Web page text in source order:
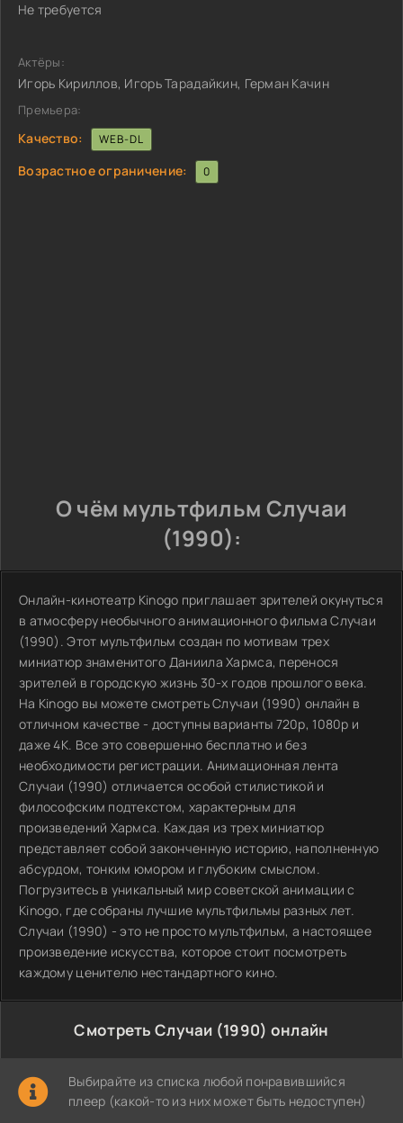
Не требуется
Актёры:
Игорь Кириллов, Игорь Тарадайкин, Герман Качин
Премьера:
Качество: WEB-DL
Возрастное ограничение: 0
О чём мультфильм Случаи
(1990):
Онлайн-кинотеатр Kinogo приглашает зрителей окунуться
в атмосферу необычного анимационного фильма Случаи
(1990). Этот мультфильм создан по мотивам трех
миниатюр знаменитого Даниила Хармса, перенося
зрителей в городскую жизнь 30-х годов прошлого века.
На Kinogo вы можете смотреть Случаи (1990) онлайн в
отличном качестве - доступны варианты 720p, 1080p и
даже 4K. Все это совершенно бесплатно и без
необходимости регистрации. Анимационная лента
Случаи (1990) отличается особой стилистикой и
философским подтекстом, характерным для
произведений Хармса. Каждая из трех миниатюр
представляет собой законченную историю, наполненную
абсурдом, тонким юмором и глубоким смыслом.
Погрузитесь в уникальный мир советской анимации с
Kinogo, где собраны лучшие мультфильмы разных лет.
Случаи (1990) - это не просто мультфильм, а настоящее
произведение искусства, которое стоит посмотреть
каждому ценителю нестандартного кино.
Смотреть Случаи (1990) онлайн
Выбирайте из списка любой понравившийся
плеер (какой-то из них может быть недоступен)